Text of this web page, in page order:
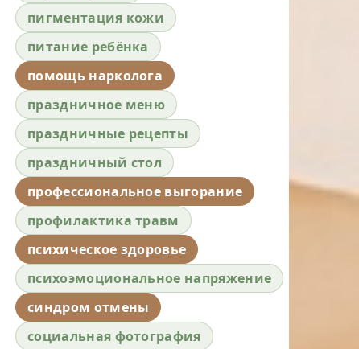
пигментация кожи
питание ребёнка
помощь нарколога
праздничное меню
праздничные рецепты
праздничный стол
профессиональное выгорание
профилактика травм
психическое здоровье
психоэмоциональное напряжение
синдром отмены
социальная фотография